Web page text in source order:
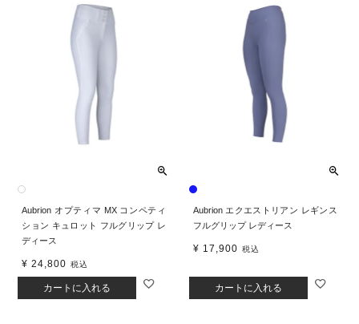
Aubrion オプティマ MX コンペティ
ション キュロット フルグリップ レ
ディース
¥ 24,800 税込
カートに入れる
Aubrion エクエストリアン レギンス
フルグリップ レディース
¥ 17,900 税込
カートに入れる